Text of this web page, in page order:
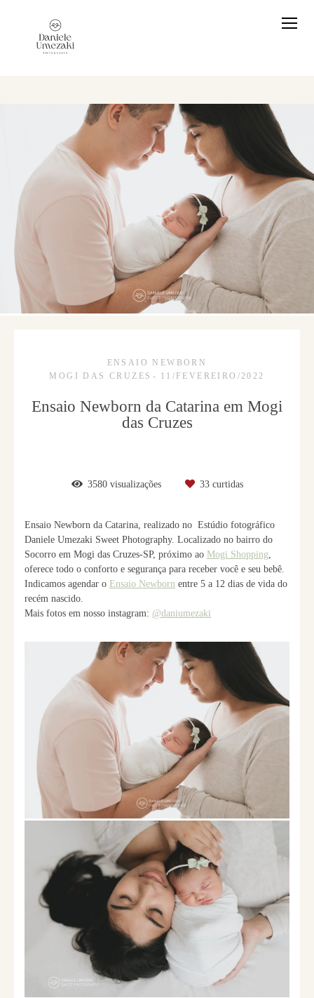
ENSAIO NEWBORN
MOGI DAS CRUZES
11/FEVEREIRO/2022
Ensaio Newborn da Catarina em Mogi
das Cruzes
3580visualizações 33curtidas
Ensaio Newborn da Catarina, realizado no Estúdio fotográfico
Daniele Umezaki Sweet Photography. Localizado no bairro do
Socorro em Mogi das Cruzes-SP, próximo ao Mogi Shopping
oferece todo o conforto e segurança para receber você e seu bebê.
Indicamos agendar o Ensaio Newborn entre 5 a 12 dias de vida do
recém nascido.
Mais fotos em nosso instagram: @daniumezaki